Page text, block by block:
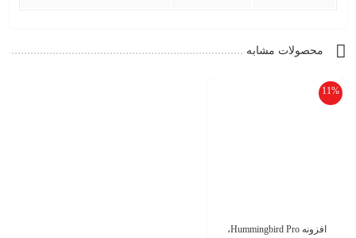
محصولات مشابه
11%
افزونه Hummingbird Pro،